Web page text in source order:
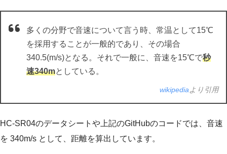
多くの分野で音速について言う時、常温として15℃
を採用することが一般的であり、その場合
340.5(m/s)となる。それで一般に、音速を15℃で秒
速340mとしている。
wikipedia より引用
HC-SR04のデータシートや上記のGitHubのコードでは、音速
を 340m/s として、距離を算出しています。